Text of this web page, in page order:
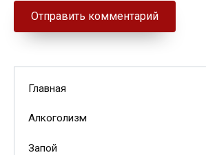
Главная
Алкоголизм
Запой